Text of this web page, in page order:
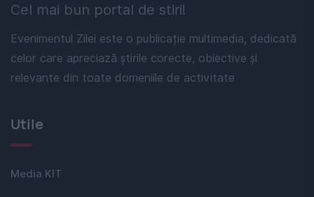
Cel mai bun portal de stiri!
Evenimentul Zilei este o publicație multimedia, dedicată
celor care apreciază știrile corecte, obiective și
relevante din toate domeniile de activitate
Utile
Media KIT